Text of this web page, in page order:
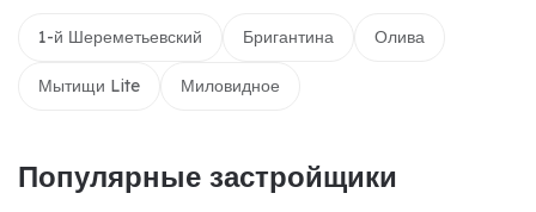
1-й Шереметьевский Бригантина Олива
Мытищи Lite Миловидное
Популярные застройщики